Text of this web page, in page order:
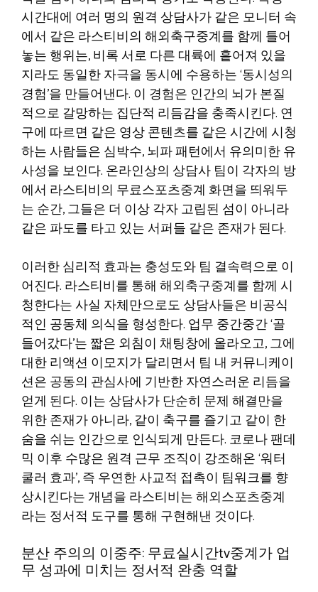
시간대에 여러 명의 원격 상담사가 같은 모니터 속
에서 같은 라스티비의 해외축구중계를 함께 틀어
놓는 행위는, 비록 서로 다른 대륙에 흩어져 있을
지라도 동일한 자극을 동시에 수용하는 ‘동시성의
경험’을 만들어낸다. 이 경험은 인간의 뇌가 본질
적으로 갈망하는 집단적 리듬감을 충족시킨다. 연
구에 따르면 같은 영상 콘텐츠를 같은 시간에 시청
하는 사람들은 심박수, 뇌파 패턴에서 유의미한 유
사성을 보인다. 온라인상의 상담사 팀이 각자의 방
에서 라스티비의 무료스포츠중계 화면을 띄워두
는 순간, 그들은 더 이상 각자 고립된 섬이 아니라
같은 파도를 타고 있는 서퍼들 같은 존재가 된다.
이러한 심리적 효과는 충성도와 팀 결속력으로 이
어진다. 라스티비를 통해 해외축구중계를 함께 시
청한다는 사실 자체만으로도 상담사들은 비공식
적인 공동체 의식을 형성한다. 업무 중간중간 ‘골
들어갔다’는 짧은 외침이 채팅창에 올라오고, 그에
대한 리액션 이모지가 달리면서 팀 내 커뮤니케이
션은 공동의 관심사에 기반한 자연스러운 리듬을
얻게 된다. 이는 상담사가 단순히 문제 해결만을
위한 존재가 아니라, 같이 축구를 즐기고 같이 한
숨을 쉬는 인간으로 인식되게 만든다. 코로나 팬데
믹 이후 수많은 원격 근무 조직이 강조해온 ‘워터
쿨러 효과’, 즉 우연한 사교적 접촉이 팀워크를 향
상시킨다는 개념을 라스티비는 해외스포츠중계
라는 정서적 도구를 통해 구현해낸 것이다.
분산 주의의 이중주: 무료실시간tv중계가 업
무 성과에 미치는 정서적 완충 역할